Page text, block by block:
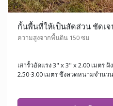
กั้นพื้นที่ให้เป็นสัดส่วน ชัดเ
ความสูงจากพื้นดิน 150 ซม
เสารั้วอัดแรง 3" x 3" x 2.00 เมตร
2.50-3.00 เมตร ขึงลวดหนามจำนว